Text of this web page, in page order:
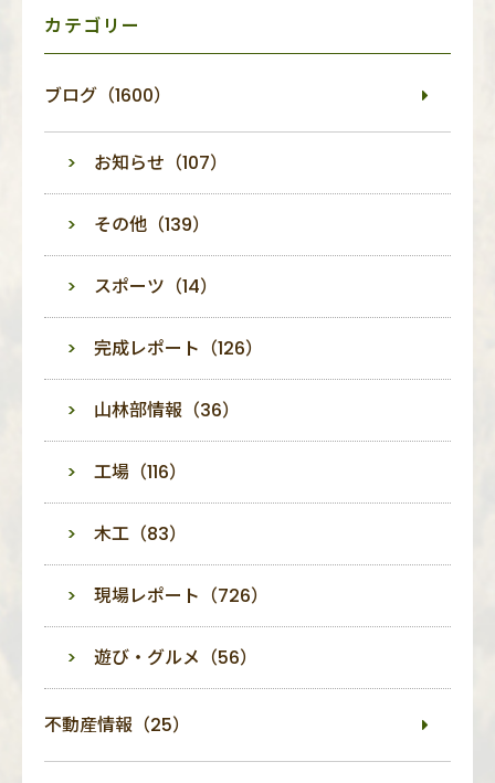
カテゴリー
ブログ（1600）
お知らせ（107）
その他（139）
スポーツ（14）
完成レポート（126）
山林部情報（36）
工場（116）
木工（83）
現場レポート（726）
遊び・グルメ（56）
不動産情報（25）